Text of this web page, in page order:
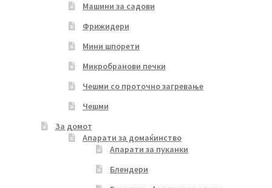
Машини за садови
Фрижидери
Мини шпорети
Микробранови печки
Чешми со проточно загревање
Чешми
За домот
Апарати за домаќинство
Апарати за пуканки
Блендери